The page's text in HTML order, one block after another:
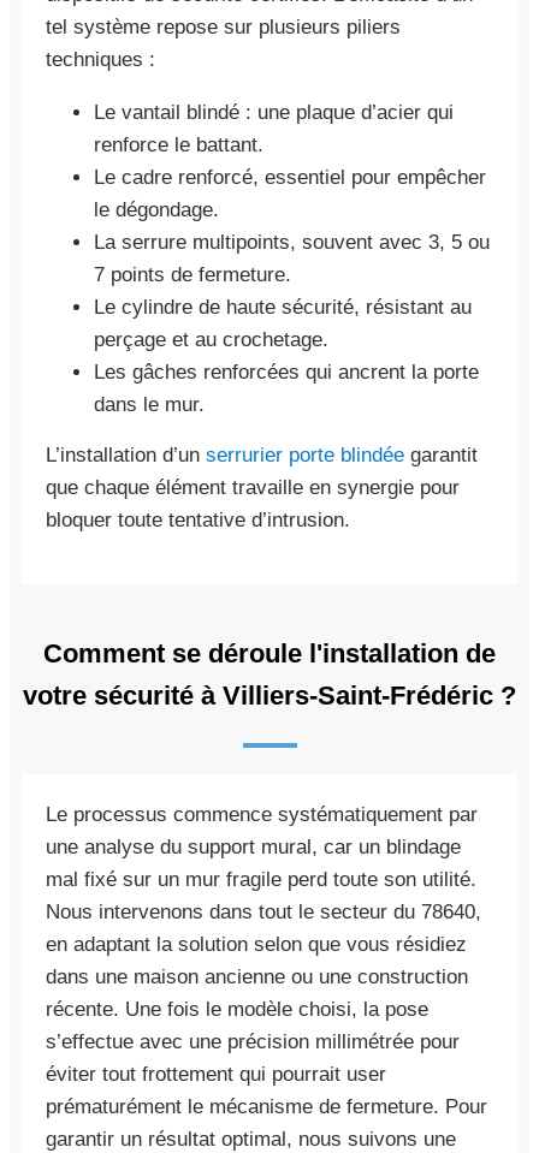
tel système repose sur plusieurs piliers
techniques :
Le vantail blindé : une plaque d’acier qui
renforce le battant.
Le cadre renforcé, essentiel pour empêcher
le dégondage.
La serrure multipoints, souvent avec 3, 5 ou
7 points de fermeture.
Le cylindre de haute sécurité, résistant au
perçage et au crochetage.
Les gâches renforcées qui ancrent la porte
dans le mur.
L’installation d’un serrurier porte blindée garantit
que chaque élément travaille en synergie pour
bloquer toute tentative d’intrusion.
Comment se déroule l'installation de
votre sécurité à Villiers-Saint-Frédéric ?
Le processus commence systématiquement par
une analyse du support mural, car un blindage
mal fixé sur un mur fragile perd toute son utilité.
Nous intervenons dans tout le secteur du 78640,
en adaptant la solution selon que vous résidiez
dans une maison ancienne ou une construction
récente. Une fois le modèle choisi, la pose
s’effectue avec une précision millimétrée pour
éviter tout frottement qui pourrait user
prématurément le mécanisme de fermeture. Pour
garantir un résultat optimal, nous suivons une